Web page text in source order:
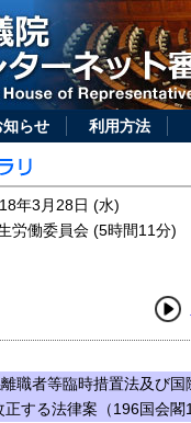
知らせ 利用方法
年3月28日 (水)
労働委員会 (5時間11分)
職者等臨時措置法及び
する法律案（196国会閣